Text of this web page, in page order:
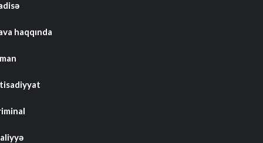
haqqında